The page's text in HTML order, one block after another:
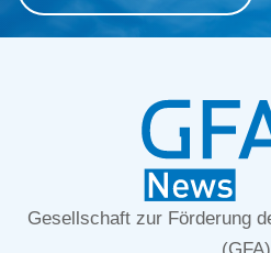
Gesellschaft zur Förderung